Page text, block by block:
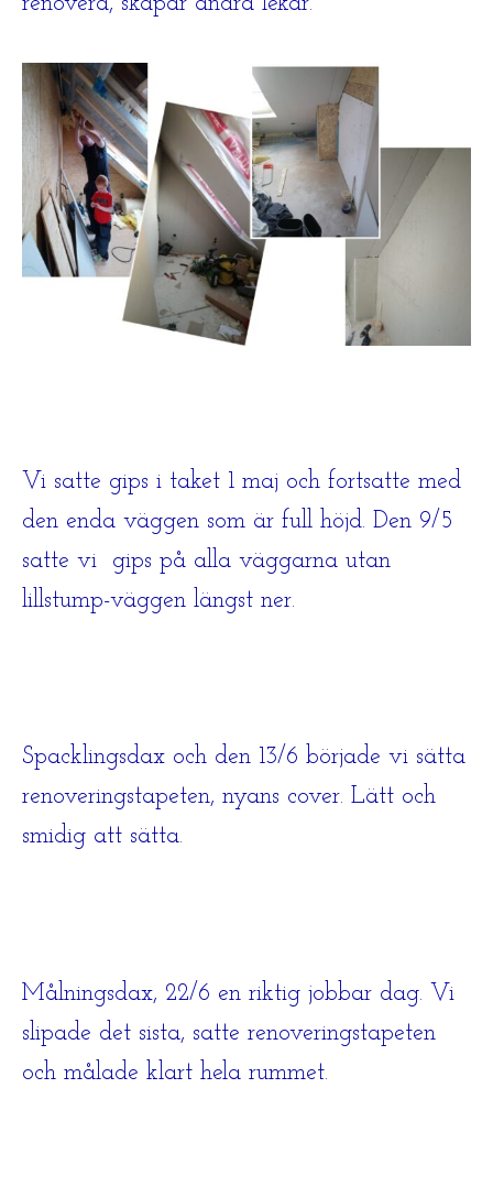
Vi satte gips i taket 1 maj och fortsatte med
den enda väggen som är full höjd. Den 9/5
satte vi gips på alla väggarna utan
lillstump-väggen längst ner.
Spacklingsdax och den 13/6 började vi sätta
renoveringstapeten, nyans cover. Lätt och
smidig att sätta.
Målningsdax, 22/6 en riktig jobbar dag. Vi
slipade det sista, satte renoveringstapeten
och målade klart hela rummet.